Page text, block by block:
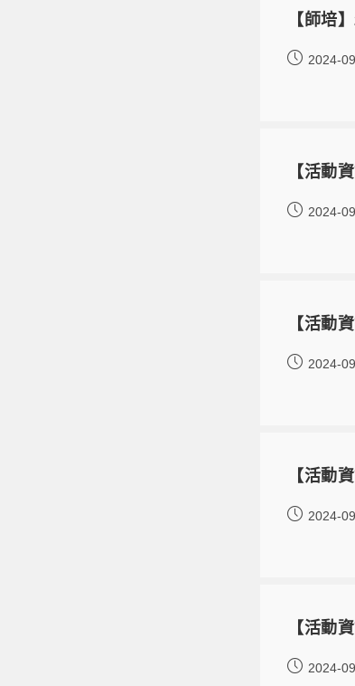
【師培
2024-
【活動
2024-
【活動
2024-
【活動
2024-
【活動
2024-